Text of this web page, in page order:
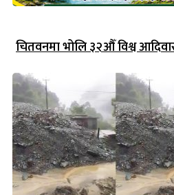
चितवनमा भोलि ३२औँ विश्व